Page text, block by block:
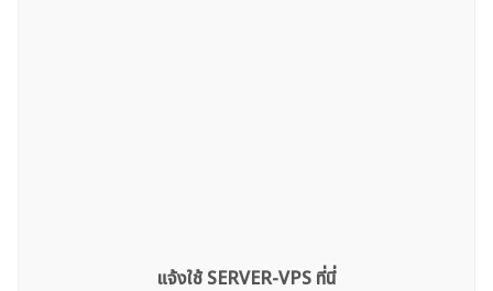
แจ้งใช้ SERVER-VPS ที่นี่